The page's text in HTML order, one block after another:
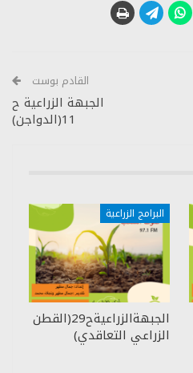
القادم بوست
الجبهة الزراعية ح
11(الدواجن)
البرامج الزراعية
الجبهةالزراعيةح29(القطن
الزراعي التعاقدي)